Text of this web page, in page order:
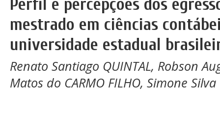
Perfil e percepções dos
mestrado em ciências
universidade estadual
Renato Santiago QUINTAL, Robson
Matos do CARMO FILHO, Simone